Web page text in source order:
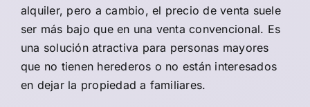
alquiler, pero a cambio, el precio de venta suele
ser más bajo que en una venta convencional. Es
una solución atractiva para personas mayores
que no tienen herederos o no están interesados
en dejar la propiedad a familiares.